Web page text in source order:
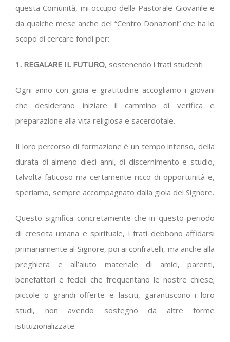
questa Comunità, mi occupo della Pastorale Giovanile e
da qualche mese anche del “Centro Donazioni” che ha lo
scopo di cercare fondi per:
1. REGALARE IL FUTURO, sostenendo i frati studenti
Ogni anno con gioia e gratitudine accogliamo i giovani
che desiderano iniziare il cammino di verifica e
preparazione alla vita religiosa e sacerdotale.
Il loro percorso di formazione è un tempo intenso, della
durata di almeno dieci anni, di discernimento e studio,
talvolta faticoso ma certamente ricco di opportunità e,
speriamo, sempre accompagnato dalla gioia del Signore.
Questo significa concretamente che in questo periodo
di crescita umana e spirituale, i frati debbono affidarsi
primariamente al Signore, poi ai confratelli, ma anche alla
preghiera e all’aiuto materiale di amici, parenti,
benefattori e fedeli che frequentano le nostre chiese;
piccole o grandi offerte e lasciti, garantiscono i loro
studi, non avendo sostegno da altre forme
istituzionalizzate.